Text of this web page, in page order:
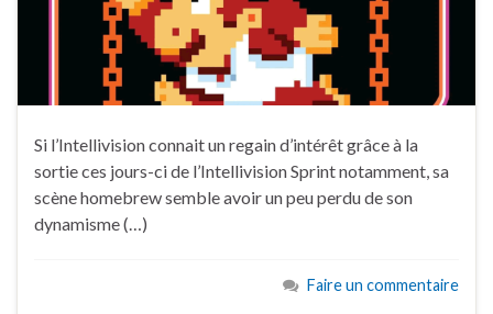
Si l’Intellivision connait un regain d’intérêt grâce à la
sortie ces jours-ci de l’Intellivision Sprint notamment, sa
scène homebrew semble avoir un peu perdu de son
dynamisme (…)
Faire un commentaire